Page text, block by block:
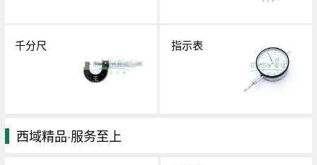
千分尺 指示表
西域精品·服务至上